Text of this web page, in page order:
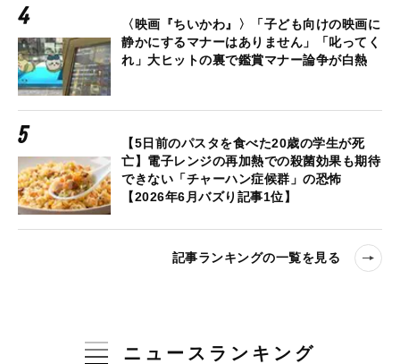
〈映画『ちいかわ』〉「子ども向けの映画に
静かにするマナーはありません」「叱ってく
れ」大ヒットの裏で鑑賞マナー論争が白熱
【5日前のパスタを食べた20歳の学生が死
亡】電子レンジの再加熱での殺菌効果も期待
できない「チャーハン症候群」の恐怖
【2026年6月バズり記事1位】
記事ランキングの一覧を見る
ニュースランキング